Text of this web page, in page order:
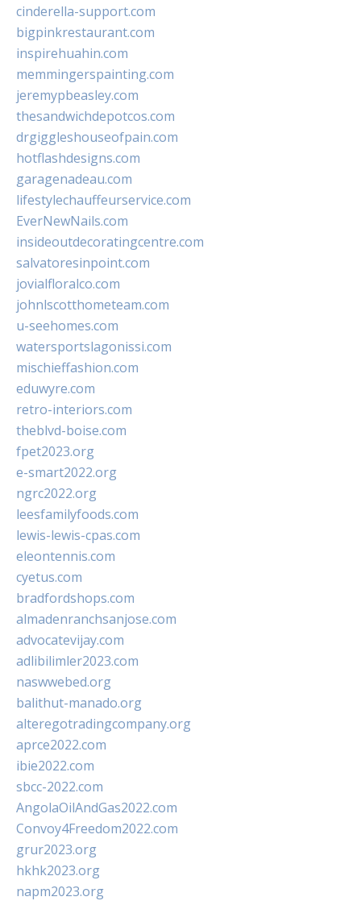
cinderella-support.com
bigpinkrestaurant.com
inspirehuahin.com
memmingerspainting.com
jeremypbeasley.com
thesandwichdepotcos.com
drgiggleshouseofpain.com
hotflashdesigns.com
garagenadeau.com
lifestylechauffeurservice.com
EverNewNails.com
insideoutdecoratingcentre.com
salvatoresinpoint.com
jovialfloralco.com
johnlscotthometeam.com
u-seehomes.com
watersportslagonissi.com
mischieffashion.com
eduwyre.com
retro-interiors.com
theblvd-boise.com
fpet2023.org
e-smart2022.org
ngrc2022.org
leesfamilyfoods.com
lewis-lewis-cpas.com
eleontennis.com
cyetus.com
bradfordshops.com
almadenranchsanjose.com
advocatevijay.com
adlibilimler2023.com
naswwebed.org
balithut-manado.org
alteregotradingcompany.org
aprce2022.com
ibie2022.com
sbcc-2022.com
AngolaOilAndGas2022.com
Convoy4Freedom2022.com
grur2023.org
hkhk2023.org
napm2023.org